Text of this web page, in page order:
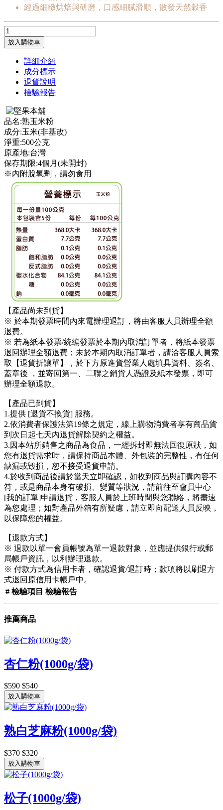
經過細緻烘焙與研磨，口感細膩滑順，散發天然穀香
放入購物車
詳細介紹
成分標示
退貨說明
檢驗報告
品名:熟玉米粉
成分:玉米(非基改)
淨重:500公克
原產地:台灣
保存期限:4個月(未開封)
※內附脫氧劑，請勿食用
【產品尚未到貨】
※ 於本期發票時間內來電辦理退訂，將由客服人員辦理全額
退費。
※ 若為紙本發票/統編發票於本期內取消訂單者，將紙本發票
退回辦理全額退費；未於本期內取消訂單者，請洽客服人員索
取【退貨折讓單】，於下方原進貨營業人處填具資料、簽名、
蓋章後 ，並寄回第一、二聯之銷貨人憑證及紙本發票，即可
辦理全額退款。
【產品已到貨】
1.提供 [退貨不換貨] 服務。
2.依消費者保護法第19條之規定，線上購物消費者享有商品貨
到次日起七天內退貨解除契約之權益。
3.因本站所銷售之商品為食品，一經拆封即無法回復原狀，如
您有退貨需求時，請保持商品本體、外包裝的完整性，有任何
缺漏或毀損，恕不接受退貨申請。
4.於收到商品後請於當天立即確認，如收到商品與訂購內容不
符，或是商品本身有破損、變質等狀況，請前往至會員中心
[我的訂單]申請退貨，客服人員於上班時間與您聯絡，將盡速
為您處理；如對產品外箱有所疑慮，請立即向配送人員反映，
以保障您的權益。
【退款方式】
※ 退款以單一會員帳號為單一退款對象，並應提供銀行或郵
局帳戶資訊，以利辦理退款。
※ 付款方式為信用卡者，確認退貨/退訂時；款項將以刷退方
式退回原信用卡帳戶中。
# 檢驗項目 檢驗報告
推薦商品
杏仁粉(1000g/袋)
$590 $540
放入購物車
熟白芝麻粉(1000g/袋)
$370 $320
放入購物車
松子(1000g/袋)